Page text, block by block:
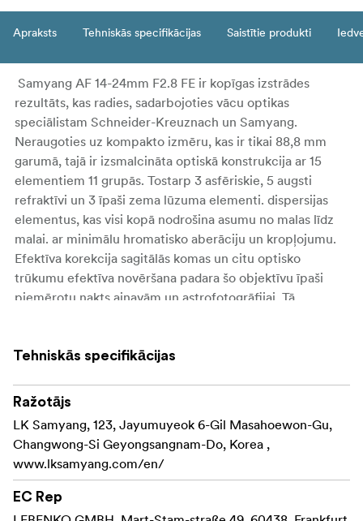
Apraksts Tehniskās specifikācijas Saistītie produkti
Samyang AF 14-24mm F2.8 FE ir kopīgas izstrādes
rezultāts, kas radies, sadarbojoties vācu optikas
speciālistam Schneider-Kreuznach un Samyang.
Neraugoties uz kompakto izmēru, kas ir tikai 88,8 mm
garumā, tajā ir izsmalcināta optiskā konstrukcija ar 15
elementiem 11 grupās. Tostarp 3 asfēriskie, 5 augsti
refraktīvi un 3 īpaši zema lūzuma elementi. dispersijas
elementus, kas visi kopā nodrošina asumu no malas līdz
malai. ar minimālu hromatisko aberāciju un kropļojumu.
Efektīva korekcija sagitālās komas un citu optisko
trūkumu efektīva novēršana padara šo objektīvu īpaši
piemērotu nakts ainavām un astrofotogrāfijai. Tā
24mm F2.8 FE ļauj izmantot standarta 77 mm filtrus,
nodrošinot lietotājiem radošu elastību, lai piestiprinātu
polarizatorus un ND filtrus.
S konsekventu minimālais fokusēšanas attālums visā
tālummaiņas diapazonā ir tikai 0,18 metri, objektīvs
nodrošina līdz pat 0,26x palielinājumu - ideāli piemērots
Tehniskās specifikācijas
Ražotājs
LK Samyang, 123, Jayumuyeok 6-Gil Masahoewon-Gu,
Changwong-Si Geyongsangnam-Do, Korea ,
www.lksamyang.com/en/
EC Rep